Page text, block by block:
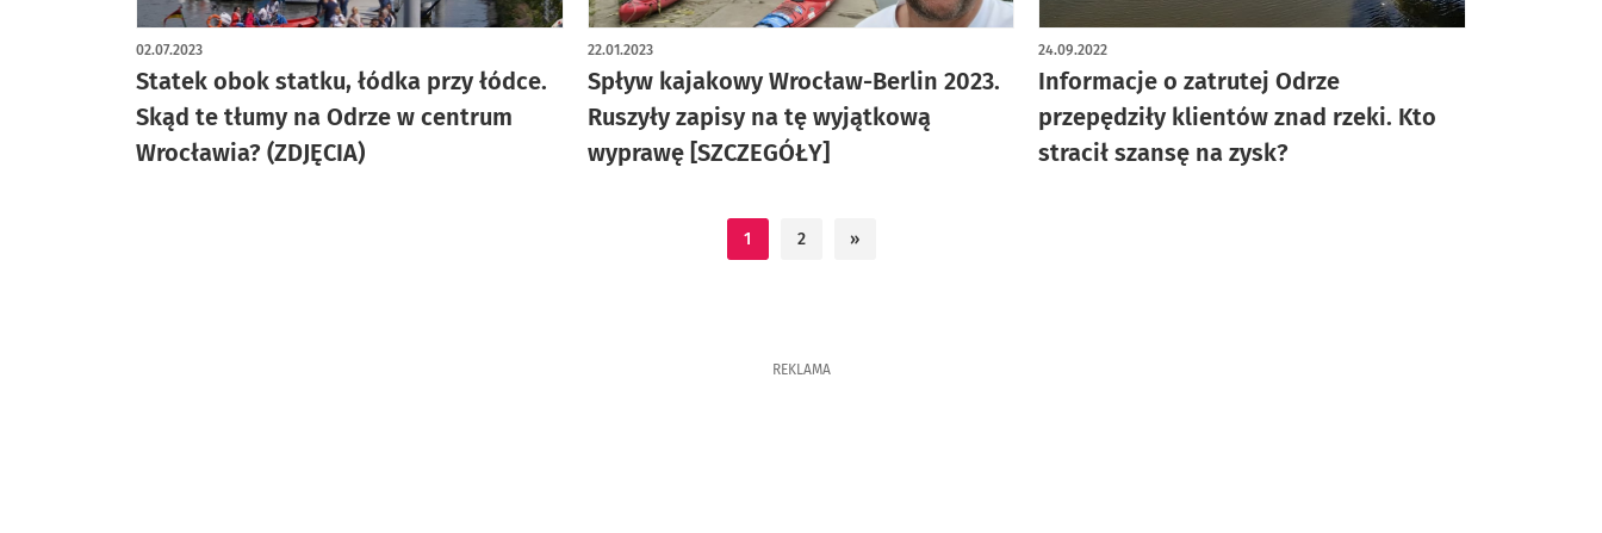
Statek obok statku, łódka przy łódce.
Skąd te tłumy na Odrze w centrum
Wrocławia? (ZDJĘCIA)
02.07.2023
artykuł z galerią zdjęć
Spływ kajakowy Wrocław-Berlin 2023.
Ruszyły zapisy na tę wyjątkową
wyprawę [SZCZEGÓŁY]
22.01.2023
artykuł z galerią zdjęć
Informacje o zatrutej Odrze
przepędziły klientów znad rzeki. Kto
stracił szansę na zysk?
24.09.2022
1 2 »
REKLAMA